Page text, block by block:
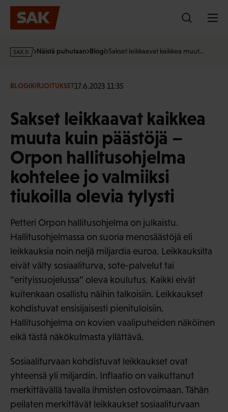
Hyppää
sisältöön
s
·
Näistä puhutaan Blogi Sakset leikkaavat kaikkea muut…
BLOGIKIRJOITUKSET17.6.2023 11:35
Sakset leikkaavat kaikkea
muuta kuin päästöjä –
Orpon hallitusohjelma
kohtelee jo valmiiksi
tiukoilla olevia tylysti
Petteri Orpon hallitusohjelma on julkaistu.
Hallitusohjelmassa on suoria menosäästöjä eli
leikkauksia noin neljä miljardia euroa. Leikkauksilta
eivät välty sosiaaliturva, sote-palvelut tai
”erityissuojelussa” oleva koulutus. Kaikki eivät
kuitenkaan osallistu näihin talkoisiin. Leikkaukset
kohdistuvat ensisijaisesti pienituloisiin.
Hallitusohjelma on kovien vaalipuheiden näköinen
eikä tästä näkökulmasta yllättävä.
Sosiaaliturvaan kohdistuvat leikkaukset ovat
yhteensä yli miljardin. Inflaatio on vaikuttanut
merkittävällä tavalla ihmisten ostovoimaan. Tähän
peilaten merkittävät leikkaukset sosiaaliturvaan